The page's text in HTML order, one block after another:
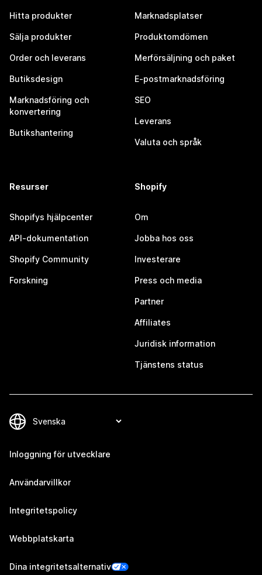
Hitta produkter
Sälja produkter
Order och leverans
Butiksdesign
Marknadsföring och
konvertering
Butikshantering
Marknadsplatser
Produktomdömen
Merförsäljning och paket
E-postmarknadsföring
SEO
Leverans
Valuta och språk
Resurser
Shopifys hjälpcenter
API-dokumentation
Shopify Community
Forskning
Shopify
Om
Jobba hos oss
Investerare
Press och media
Partner
Affiliates
Juridisk information
Tjänstens status
Inloggning för utvecklare
Användarvillkor
Integritetspolicy
Webbplatskarta
Dina integritetsalternativ